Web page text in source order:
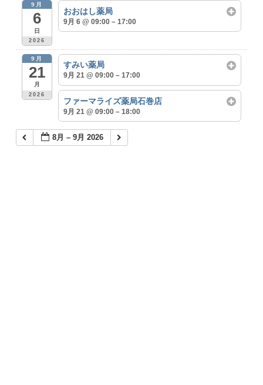
9月
6
日
2026
おおはし薬局
9月 6 @ 09:00 – 17:00
9月
21
月
2026
すみい薬局
9月 21 @ 09:00 – 17:00
ファーマライズ薬局石巻店
9月 21 @ 09:00 – 18:00
8月 – 9月 2026